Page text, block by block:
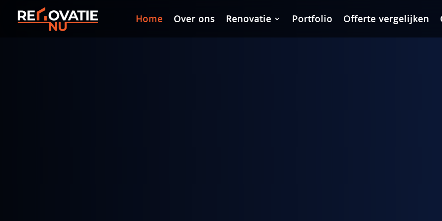
Home Over ons Renovatie Portfolio Offerte vergelijken
Home Over ons Renovatie Portfolio Offerte vergelijken